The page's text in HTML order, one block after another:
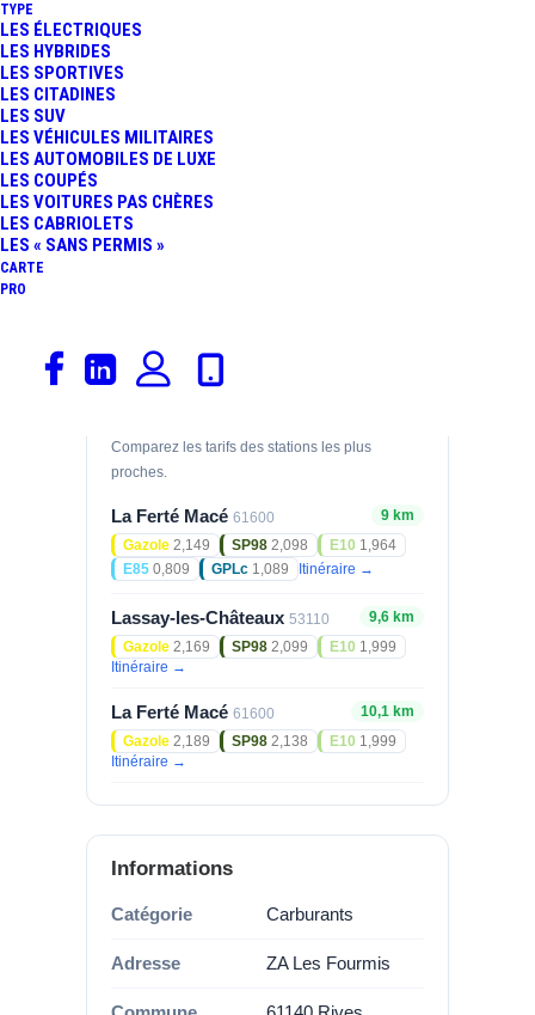
TYPE
LES ÉLECTRIQUES
LES HYBRIDES
LES SPORTIVES
LES CITADINES
LES SUV
LES VÉHICULES MILITAIRES
LES AUTOMOBILES DE LUXE
LES COUPÉS
LES VOITURES PAS CHÈRES
LES CABRIOLETS
LES « SANS PERMIS »
CARTE
PRO
2,219€/L
04/08/2026
Comparez les tarifs des stations les plus
proches.
La Ferté Macé 61600
9 km
Gazole 2,149 SP98 2,098 E10 1,964
E85 0,809 GPLc 1,089 Itinéraire →
Lassay-les-Châteaux 53110
9,6 km
Gazole 2,169 SP98 2,099 E10 1,999
Itinéraire →
La Ferté Macé 61600
10,1 km
Gazole 2,189 SP98 2,138 E10 1,999
Itinéraire →
Informations
Catégorie Carburants
Adresse ZA Les Fourmis